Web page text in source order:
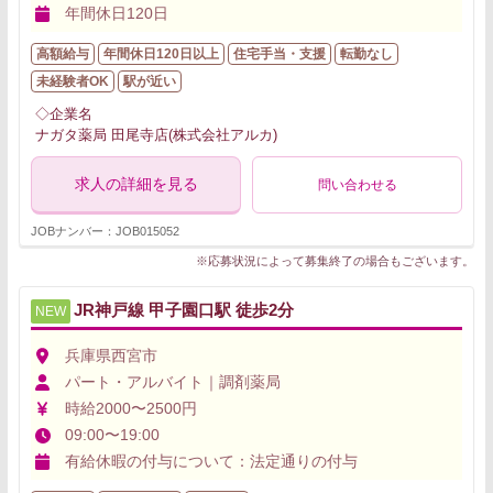
年間休日120日
高額給与 年間休日120日以上 住宅手当・支援
転勤なし
未経験者OK
駅が近い
◇企業名
ナガタ薬局 田尾寺店(株式会社アルカ)
求人の詳細を見る 問い合わせる
JOBナンバー：JOB015052
※応募状況によって募集終了の場合もございます。
NEW JR神戸線 甲子園口駅 徒歩2分
兵庫県西宮市
パート・アルバイト｜調剤薬局
時給2000〜2500円
09:00〜19:00
有給休暇の付与について：法定通りの付与